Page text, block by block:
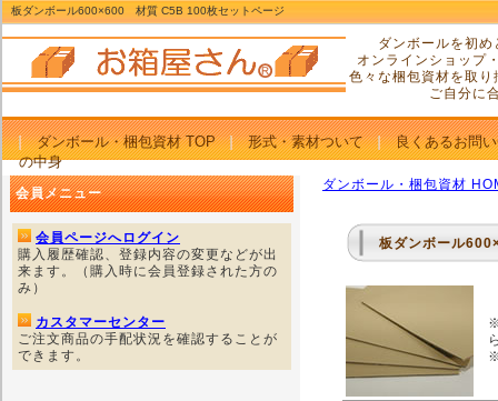
板ダンボール600×600 材質 C5B 100枚セットページ
ダンボールを初
オンラインショップ
色々な梱包資材を取
ご自分に
ダンボール・梱包資材 TOP 形式・素材ついて
良くあるお問
の中身
ダンボール・梱包資材
板ダンボール
会員メニュー
会員ページへログイン
購入履歴確認、登録内容の変更などが出
来ます。（購入時に会員登録された方の
み）
カスタマーセンター
ご注文商品の手配状況を確認することが
できます。